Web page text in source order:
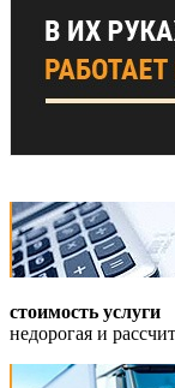
стоимость услуги
недорогая и